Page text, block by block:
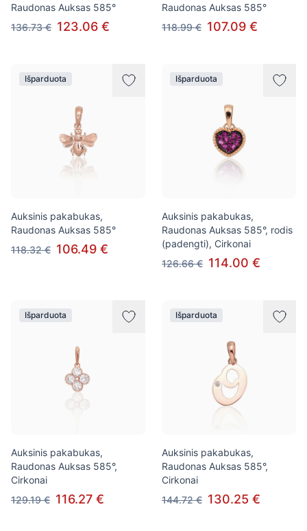
Raudonas Auksas 585°
136.73 € 123.06 €
Raudonas Auksas 585°
118.99 € 107.09 €
Išparduota
Auksinis pakabukas,
Raudonas Auksas 585°
118.32 € 106.49 €
Išparduota
Auksinis pakabukas,
Raudonas Auksas 585°, rodis
(padengti), Cirkonai
126.66 € 114.00 €
Išparduota
Auksinis pakabukas,
Raudonas Auksas 585°,
Cirkonai
129.19 € 116.27 €
Išparduota
Auksinis pakabukas,
Raudonas Auksas 585°,
Cirkonai
144.72 € 130.25 €